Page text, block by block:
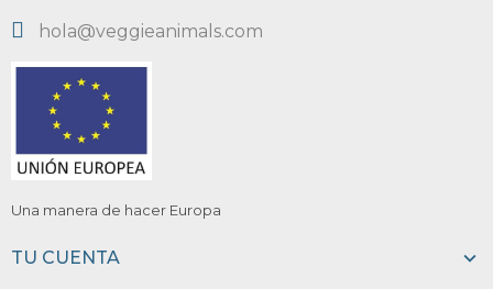
hola@veggieanimals.com
Una manera de hacer Europa
TU CUENTA